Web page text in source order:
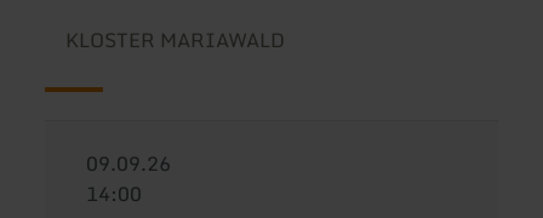
KLOSTER MARIAWALD
09.09.26
14:00